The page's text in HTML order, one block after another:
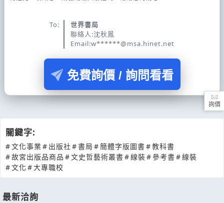
To:
世界書局
聯絡人:沈秋鳳
Email:w******@msa.hinet.net
免費詢價 / 詢問看看
關鍵字:
#文化事業# 出版社#書局 #簡體字版圖書#教科書
#故宮出版品商品 #文史哲藝術叢書#線裝#參考書#線裝
#文化#大專職校
最新洽詢
詢價